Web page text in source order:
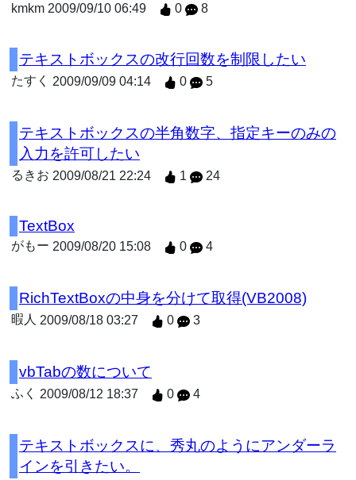
kmkm 2009/09/10 06:49 0 8
テキストボックスの改行回数を制限したい
たすく 2009/09/09 04:14 0 5
テキストボックスの半角数字、指定キーのみの
入力を許可したい
るきお 2009/08/21 22:24 1 24
TextBox
がもー 2009/08/20 15:08 0 4
RichTextBoxの中身を分けて取得(VB2008)
暇人 2009/08/18 03:27 0 3
vbTabの数について
ふく 2009/08/12 18:37 0 4
テキストボックスに、秀丸のようにアンダーラ
インを引きたい。